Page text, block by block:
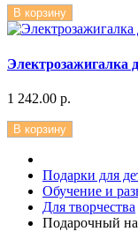
В корзину
Электрозажигалка
1 242.00 р.
В корзину
Подарки для
Обучение и
Для творчества
Подарочный